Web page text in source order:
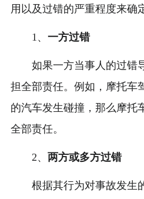
用以及过错的严重程度来确
1、 一方过错
如果一方当事人的过错
担全部责任。例如，摩托车
的汽车发生碰撞，那么摩托
全部责任。
2、 两方或多方过错
根据其行为对事故发生